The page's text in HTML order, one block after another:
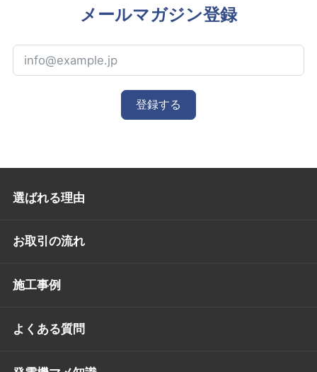
メールマガジン登録
登録する
選ばれる理由
お取引の流れ
施工事例
よくある質問